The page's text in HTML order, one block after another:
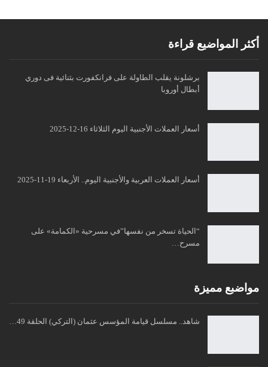
أكثر المواضيع قراءة
برشلونة يقلب الطاولة على فرانكفورت بثنائية فى دوري
أبطال أوروبا
أسعار العملات الأجنبية اليوم الثلاثاء 16-12-2025
أسعار العملات العربية والأجنبية اليوم.. الأربعاء 19-11-2025
“الحياة تسخر من نفسها”في مسرحية «الكمامة» على
مسرح…
مواضبع مميزة
شاهد.. مسلسل قيامة المؤسس عثمان (التركي) الحلقة 49…